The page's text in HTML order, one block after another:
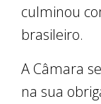
culminou
brasileiro.
A Câmara
na sua